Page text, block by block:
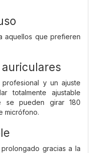
aquellos que prefieren
y un ajuste
totalmente ajustable
se pueden girar 180
micrófono.
gracias a la